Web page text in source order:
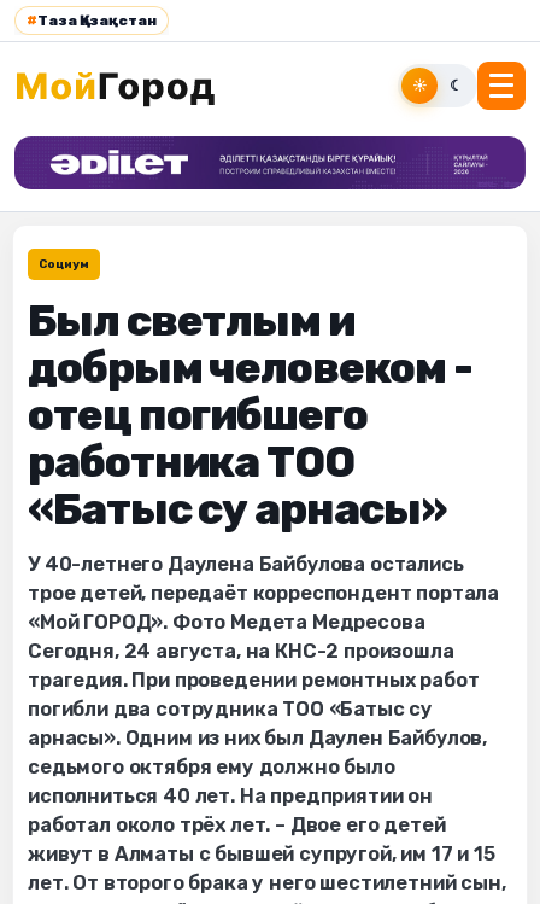
#Таза Қазақстан
☀ ☾
Социум
Был светлым и
добрым человеком -
отец погибшего
работника ТОО
«Батыс су арнасы»
У 40-летнего Даулена Байбулова остались
трое детей, передаёт корреспондент портала
«Мой ГОРОД». Фото Медета Медресова
Сегодня, 24 августа, на КНС-2 произошла
трагедия. При проведении ремонтных работ
погибли два сотрудника ТОО «Батыс су
арнасы». Одним из них был Даулен Байбулов,
седьмого октября ему должно было
исполниться 40 лет. На предприятии он
работал около трёх лет. – Двое его детей
живут в Алматы с бывшей супругой, им 17 и 15
лет. От второго брака у него шестилетний сын,